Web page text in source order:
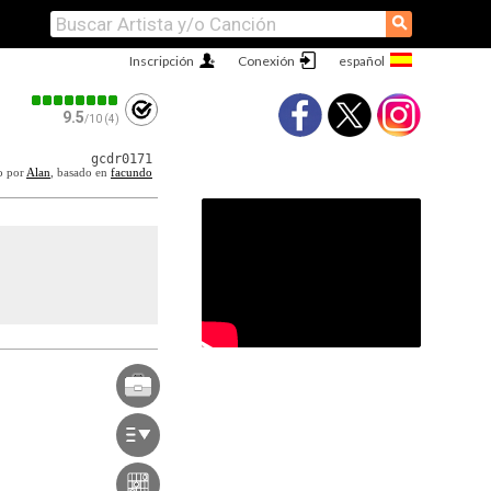
⚲
Conexión
Inscripción
9.5/10 (4)
gcdr0171
por Alan , basado en facundo